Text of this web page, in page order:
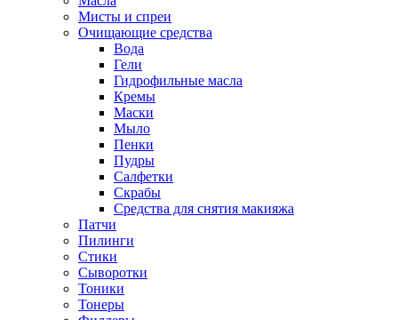
Мисты и спреи
Очищающие средства
Вода
Гели
Гидрофильные масла
Кремы
Маски
Мыло
Пенки
Пудры
Салфетки
Скрабы
Средства для снятия макияжа
Патчи
Пилинги
Стики
Сыворотки
Тоники
Тонеры